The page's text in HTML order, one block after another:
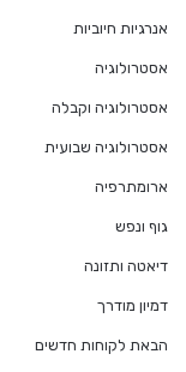
אנרגיות חיוביות
אסטרולוגיה
אסטרולוגיה וקבלה
אסטרולוגיה שבועית
ארומתרפיה
גוף ונפש
דיאטה ותזונה
דמיון מודרך
הבאת לקוחות חדשים